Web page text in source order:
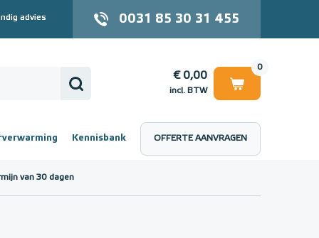
advies 0031 85 30 31 455
0
€ 0,00
incl. BTW
€ 0,00
Kennisbank OFFERTE AANVRAGEN
van 30 dagen